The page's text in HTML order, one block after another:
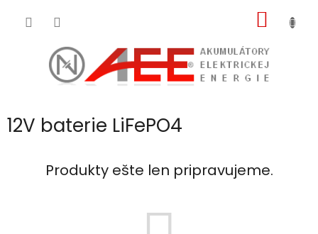
12V baterie LiFePO4
Produkty ešte len pripravujeme.